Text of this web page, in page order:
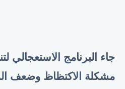
جاء البرنامج الاستعجالي
مشكلة الاكتظاظ وضعف